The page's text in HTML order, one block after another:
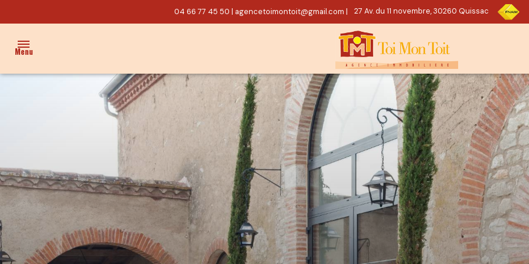
04 66 77 45 50 | agencetoimontoit@gmail.com | 27 Av. du 11 novembre, 30260 Quissac
Menu
MAISON
TERRAIN
ACTUALITÉS